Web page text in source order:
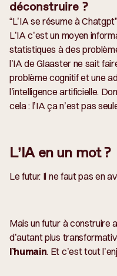
déconstruire ?
“L’IA se résume à
L’IA c’est un moyen
statistiques à des
l’IA de Glaaster ne sait
problème cognitif et une
l’intelligence artificielle.
cela : l’IA ça n’est pas
L’IA en un mot ?
Le futur. Il ne faut pas en
Mais un futur à construire
d’autant plus
l’humain. Et c’est tout